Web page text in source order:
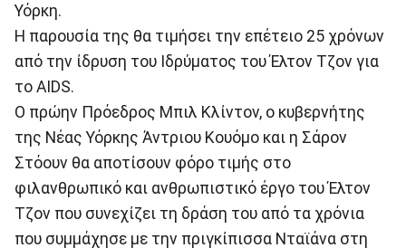
Υόρκη.
H παρουσία της θα τιμήσει την επέτειο 25 χρόνων
από την ίδρυση του Ιδρύματος του Έλτον Τζον για
το AIDS.
Ο πρώην Πρόεδρος Μπιλ Κλίντον, ο κυβερνήτης
της Νέας Υόρκης Άντριου Κουόμο και η Σάρον
Στόουν θα αποτίσουν φόρο τιμής στο
φιλανθρωπικό και ανθρωπιστικό έργο του Έλτον
Τζον που συνεχίζει τη δράση του από τα χρόνια
που συμμάχησε με την πριγκίπισσα Νταϊάνα στη